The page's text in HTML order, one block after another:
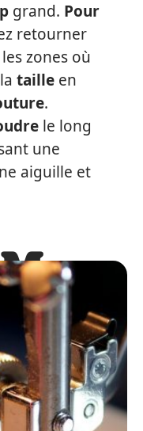
grand. Pour
retourner
zones où
taille en
.
le long
une
aiguille et